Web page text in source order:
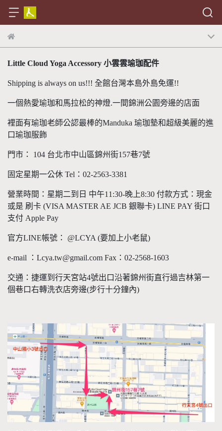
Little Cloud Yoga Accessory 小雲雲瑜珈配件
Shipping is always on us!!! 全館台灣本島外島免運!!
一個熱愛瑜珈和馬拉松的神燈.一間錦洲公園旁邊的店面
裡面有瑜珈老師公認最棒的Manduka 瑜珈墊和超級美麗的進
口瑜珈服飾
門市： 104 台北市中山區錦州街157巷7號
固定星期一公休 Tel：02-2563-3381
營業時間：星期二到日 中午11:30-晚上8:30 付款方式：現金
或是 刷卡 (VISA MASTER AE JCB 銀聯卡) LINE PAY 街口
支付 Apple Pay
官方LINE帳號： @LCYA (要加上小老鼠)
e-mail ：Lcya.tw@gmail.com Fax：02-2568-1603
交通：捷運到行天宮站4號出口沿著錦州街直行過吉林第一
個巷口右轉洗衣店旁邊(步行十分鐘內)